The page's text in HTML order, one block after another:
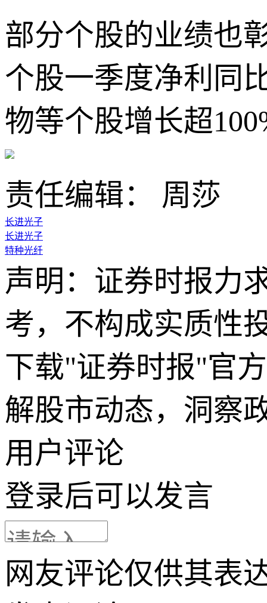
部分个股的业绩也
个股一季度净利同
物等个股增长超
责任编辑： 周莎
长进光子
长进光子
特种光纤
声明：证券时报力
考，不构成实质性
下载"证券时报"官
解股市动态，洞察
用户评论
登录后可以发言
网友评论仅供其表